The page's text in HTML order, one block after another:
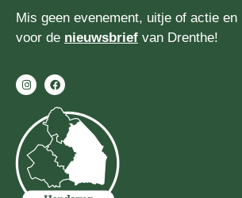
Mis geen evenement, uitje of actie en
voor de nieuwsbrief van Drenthe!